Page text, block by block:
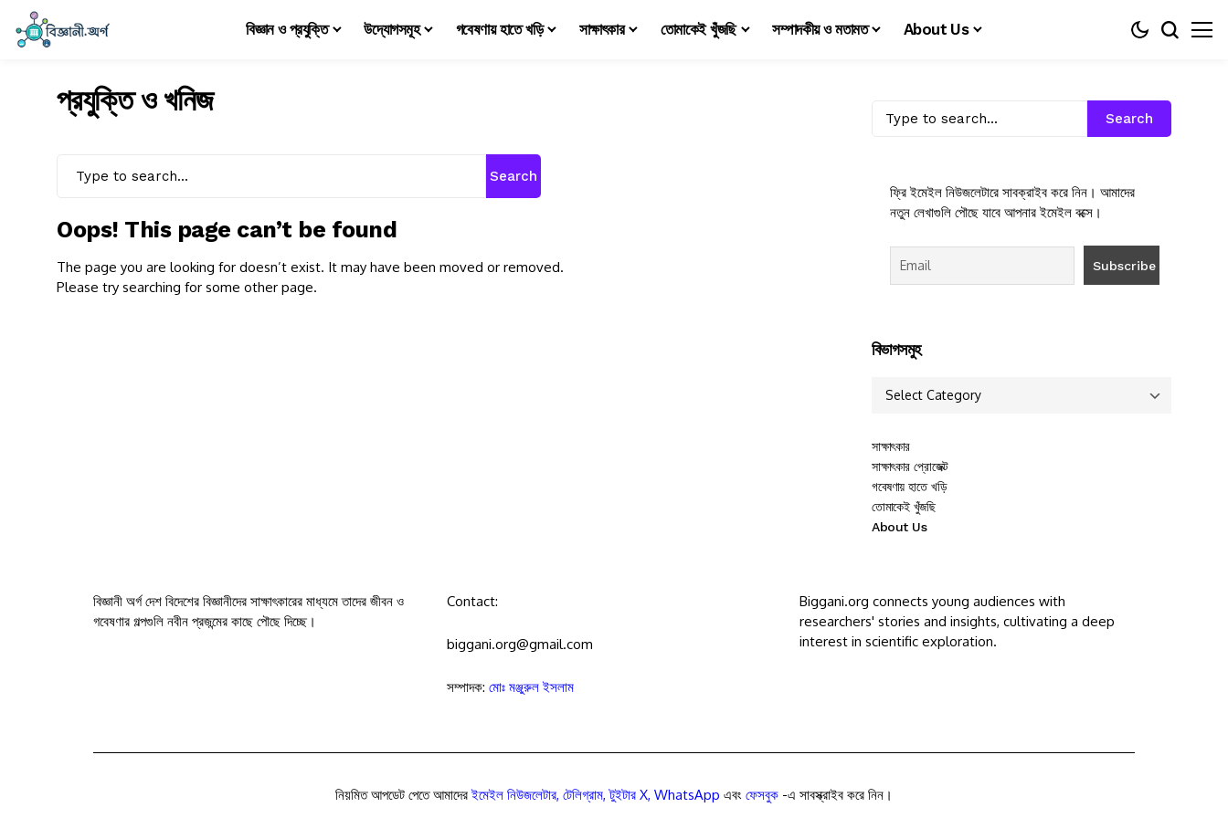
বিজ্ঞান ও প্রযুক্তি উদ্যোগসমূহ গবেষণায় হাতে খড়ি সাক্ষাৎকার তোমাকেই খুঁজছি সম্পাদকীয় ও মতামত About Us
প্রযুক্তি ও খনিজ
Search
Oops! This page can’t be found
The page you are looking for doesn’t exist. It may have been moved or removed.
Please try searching for some other page.
Search
ফ্রি ইমেইল নিউজলেটারে সাবক্রাইব করে নিন। আমাদের
নতুন লেখাগুলি পৌছে যাবে আপনার ইমেইল বক্সে।
বিভাগসমুহ
সাক্ষাৎকার
সাক্ষাৎকার প্রোজেক্ট
গবেষণায় হাতে খড়ি
তোমাকেই খুঁজছি
About Us
বিজ্ঞানী অর্গ দেশ বিদেশের বিজ্ঞানীদের সাক্ষাৎকারের মাধ্যমে তাদের জীবন ও
গবেষণার গল্পগুলি নবীন প্রজন্মের কাছে পৌছে দিচ্ছে।
Contact:
biggani.org@gmail.com
সম্পাদক: মোঃ মঞ্জুরুল ইসলাম
Biggani.org connects young audiences with
researchers' stories and insights, cultivating a deep
interest in scientific exploration.
নিয়মিত আপডেট পেতে আমাদেরইমেইল নিউজলেটার, টেলিগ্রাম,টুইটার X, WhatsApp এবং ফেসবুক -এ সাবস্ক্রাইব করে নিন।